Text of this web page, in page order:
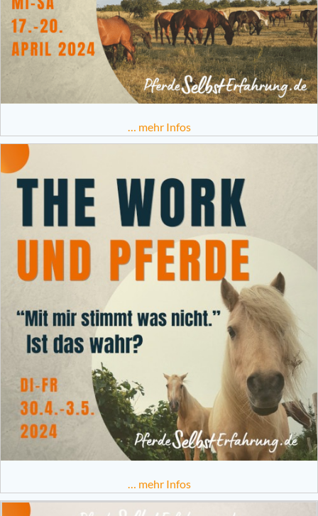
… mehr Infos
… mehr Infos